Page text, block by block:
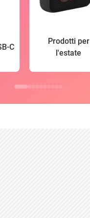
C
Prodotti per
l'estate